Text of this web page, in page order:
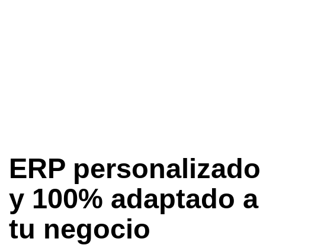
ERP personalizado
y 100% adaptado a
tu negocio